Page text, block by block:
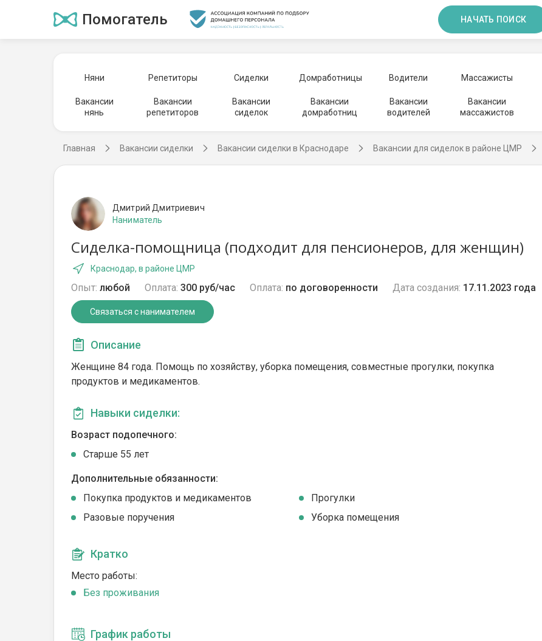
Помогатель НАЧАТЬ ПОИСК
Няни Репетиторы Сиделки Домработницы Водители Массажисты
Вакансии
нянь
Вакансии
репетиторов
Вакансии
сиделок
Вакансии
домработниц
Вакансии
водителей
Вакансии
массажистов
Главная Вакансии сиделки Вакансии сиделки в Краснодаре Вакансии для сиделок в районе ЦМР
Дмитрий Дмитриевич
Наниматель
Сиделка-помощница (подходит для пенсионеров, для женщин)
Краснодар, в районе ЦМР
Опыт: любой Оплата: 300 руб/час Оплата: по договоренности Дата создания: 17.11.2023 года
Связаться с нанимателем
Описание
Женщине 84 года. Помощь по хозяйству, уборка помещения, совместные прогулки, покупка
продуктов и медикаментов.
Навыки сиделки:
Возраст подопечного:
Cтарше 55 лет
Дополнительные обязанности:
Покупка продуктов и медикаментов
Прогулки
Разовые поручения
Уборка помещения
Кратко
Место работы:
Без проживания
График работы